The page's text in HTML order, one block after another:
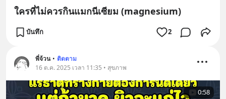
ใครที่ไม่ควรกินแมกนีเซียม (magnesium)
บันทึก 2
พี่จ้วน • ติดตาม
16 ต.ค. 2025 เวลา 11:35 • สุขภาพ
0:58